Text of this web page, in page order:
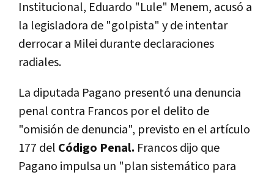
Institucional, Eduardo "Lule" Menem, acusó a
la legisladora de "golpista" y de intentar
derrocar a Milei durante declaraciones
radiales.
La diputada Pagano presentó una denuncia
penal contra Francos por el delito de
"omisión de denuncia", previsto en el artículo
177 del Código Penal. Francos dijo que
Pagano impulsa un "plan sistemático para